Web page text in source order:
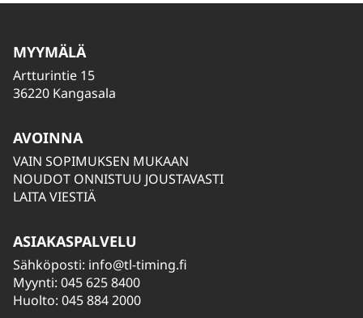
MYYMÄLÄ
Artturintie 15
36220 Kangasala
AVOINNA
VAIN SOPIMUKSEN MUKAAN
NOUDOT ONNISTUU JOUSTAVASTI
LAITA VIESTIÄ
ASIAKASPALVELU
Sähköposti: info@tl-timing.fi
Myynti: 045 625 8400
Huolto: 045 884 2000